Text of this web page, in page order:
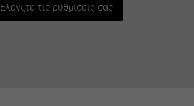
Ελέγξτε τις ρυθμίσεις σας